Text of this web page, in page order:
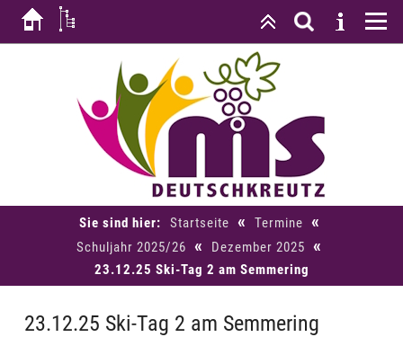
Sie sind hier: Startseite « Termine «
Schuljahr 2025/26 « Dezember 2025 «
23.12.25 Ski-Tag 2 am Semmering
23.12.25 Ski-Tag 2 am Semmering